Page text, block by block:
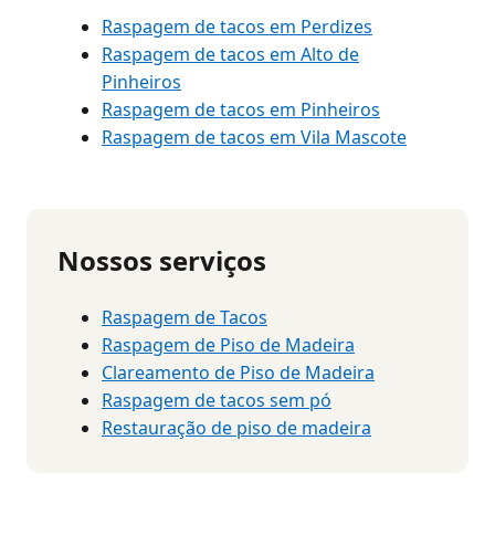
Raspagem de tacos em Perdizes
Raspagem de tacos em Alto de
Pinheiros
Raspagem de tacos em Pinheiros
Raspagem de tacos em Vila Mascote
Nossos serviços
Raspagem de Tacos
Raspagem de Piso de Madeira
Clareamento de Piso de Madeira
Raspagem de tacos sem pó
Restauração de piso de madeira